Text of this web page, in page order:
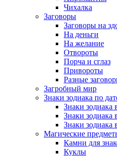
Чихалка
Заговоры
Заговоры на
На деньги
На желание
Отвороты
Порча и сглаз
Привороты
Разные
Загробный мир
Знаки зодиака по
Знаки зодиака
Знаки зодиака
Знаки зодиака
Магические
Камни для
Куклы